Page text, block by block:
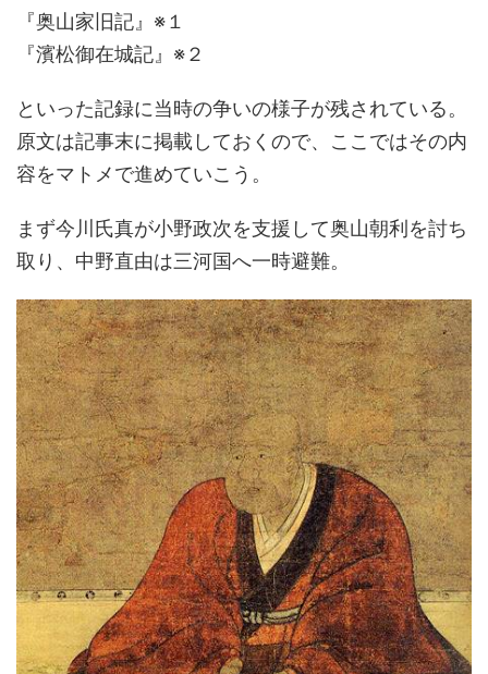
『奥山家旧記』※１
『濱松御在城記』※２
といった記録に当時の争いの様子が残されている。
原文は記事末に掲載しておくので、ここではその内
容をマトメで進めていこう。
まず今川氏真が小野政次を支援して奥山朝利を討ち
取り、中野直由は三河国へ一時避難。